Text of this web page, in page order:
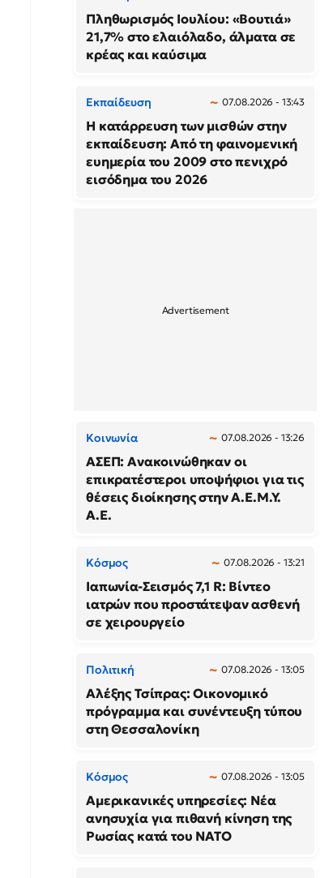
Πληθωρισμός Ιουλίου: «Βουτιά»
21,7% στο ελαιόλαδο, άλματα σε
κρέας και καύσιμα
Εκπαίδευση 07.08.2026 - 13:43
Η κατάρρευση των μισθών στην
εκπαίδευση: Από τη φαινομενική
ευημερία του 2009 στο πενιχρό
εισόδημα του 2026
Κοινωνία 07.08.2026 - 13:26
ΑΣΕΠ: Ανακοινώθηκαν οι
επικρατέστεροι υποψήφιοι για τις
θέσεις διοίκησης στην Α.Ε.Μ.Υ.
Α.Ε.
Κόσμος 07.08.2026 - 13:21
Ιαπωνία-Σεισμός 7,1 R: Βίντεο
ιατρών που προστάτεψαν ασθενή
σε χειρουργείο
Πολιτική 07.08.2026 - 13:05
Αλέξης Τσίπρας: Οικονομικό
πρόγραμμα και συνέντευξη τύπου
στη Θεσσαλονίκη
Κόσμος 07.08.2026 - 13:05
Αμερικανικές υπηρεσίες: Νέα
ανησυχία για πιθανή κίνηση της
Ρωσίας κατά του ΝΑΤΟ